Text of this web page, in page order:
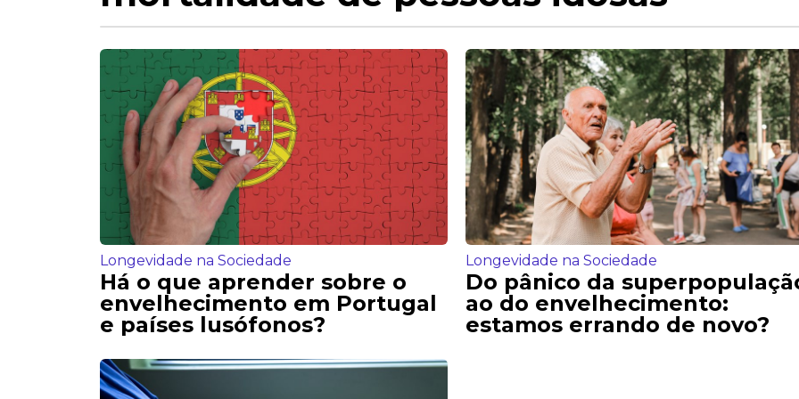
Longevidade na Sociedade
Há o que aprender sobre o
envelhecimento em Portugal
e países lusófonos?
Longevidade na Sociedade
Do pânico da
ao do envelhecimento:
estamos errando de novo?